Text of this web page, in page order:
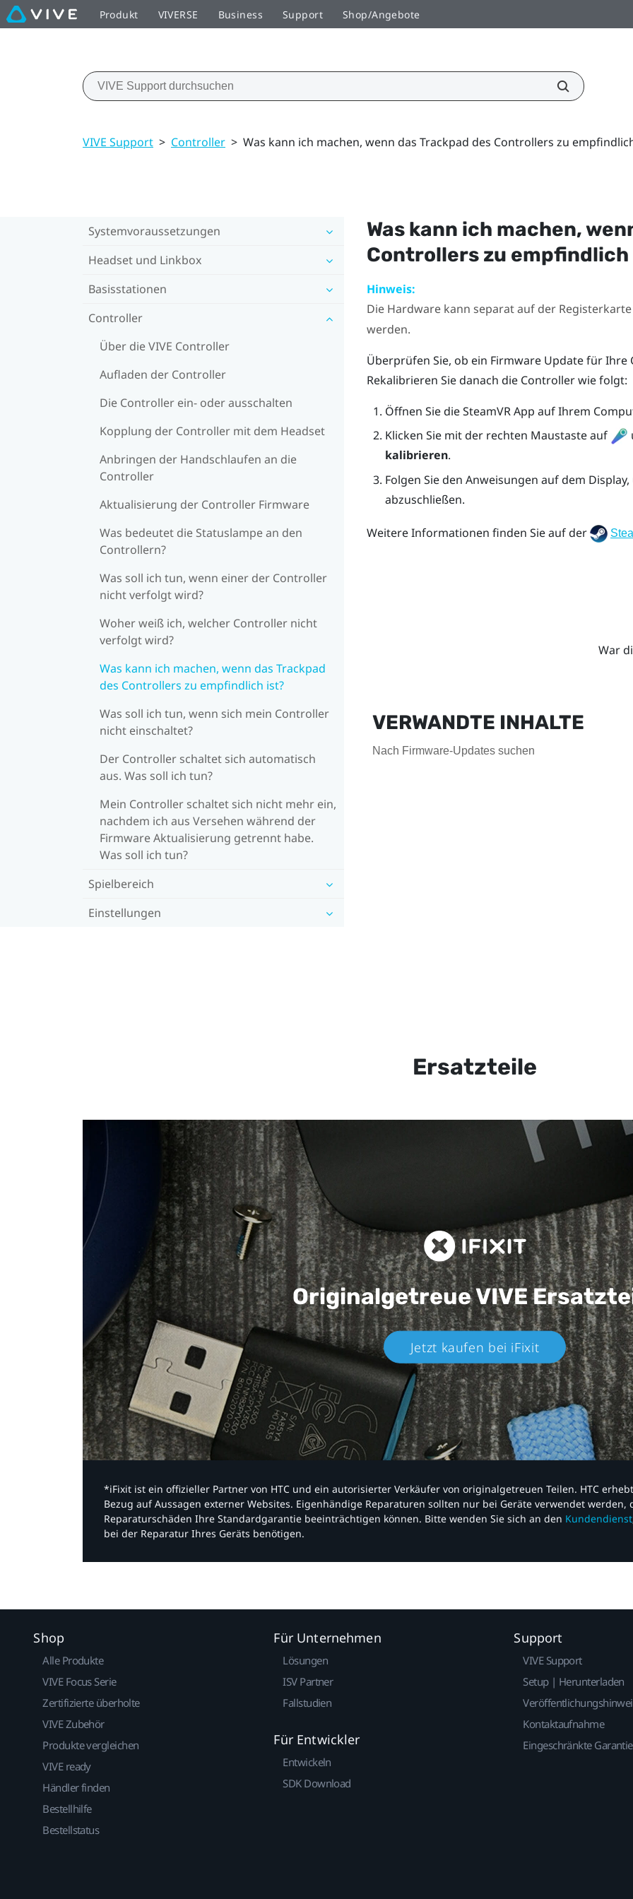
Produkt VIVERSE Business Support Shop/Angebote
VIVE Support > Controller > Was kann ich machen, wenn das Trackpad des Controllers zu
Systemvoraussetzungen
Headset und Linkbox
Basisstationen
Controller
Über die VIVE Controller
Aufladen der Controller
Die Controller ein- oder ausschalten
Kopplung der Controller mit dem Headset
Anbringen der Handschlaufen an die
Controller
Aktualisierung der Controller Firmware
Was bedeutet die Statuslampe an den
Controllern?
Was soll ich tun, wenn einer der Controller
nicht verfolgt wird?
Woher weiß ich, welcher Controller nicht
verfolgt wird?
Was kann ich machen, wenn das Trackpad
des Controllers zu empfindlich ist?
Was soll ich tun, wenn sich mein Controller
nicht einschaltet?
Der Controller schaltet sich automatisch
aus. Was soll ich tun?
Mein Controller schaltet sich nicht mehr ein,
nachdem ich aus Versehen während der
Firmware Aktualisierung getrennt habe.
Was soll ich tun?
Spielbereich
Einstellungen
Was kann ich machen,
Controllers zu
Hinweis:
Die Hardware kann separat auf der Registerkarte
werden.
Überprüfen Sie, ob ein Firmware Update für
Rekalibrieren Sie danach die Controller wie folgt:
Öffnen Sie dieSteamVRApp auf Ihrem
Klicken Sie mit der rechten Maustaste auf
kalibrieren.
Folgen Sie den Anweisungen auf dem
abzuschließen.
Weitere Informationen finden Sie auf der
War
VERWANDTE INHALTE
Nach Firmware-Updates suchen
Ersatzteile
Originalgetreue VIVE
Jetzt kaufen bei iFixit​
*iFixit ist ein offizieller Partner von HTC und ein autorisierter Verkäufer von originalgetreuen Teilen. HTC
Bezug auf Aussagen externer Websites. Eigenhändige Reparaturen sollten nur bei Geräte verwendet
Reparaturschäden Ihre Standardgarantie beeinträchtigen können. Bitte wenden Sie sich an den Kundendienst
bei der Reparatur Ihres Geräts benötigen.​
Shop
Alle Produkte
VIVE Focus Serie
Zertifizierte überholte
VIVE Zubehör
Produkte vergleichen
VIVE ready
Händler finden
Bestellhilfe
Bestellstatus
Für Unternehmen
Lösungen
ISV Partner
Fallstudien
Für Entwickler
Entwickeln
SDK Download
Support
VIVE Support
Setup | Herunterladen
Kontaktaufnahme
Eingeschränkte Garantie